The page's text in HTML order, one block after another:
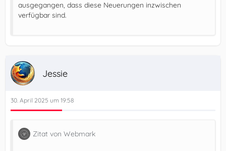
ausgegangen, dass diese Neuerungen inzwischen
verfügbar sind.
Jessie
30. April 2025 um 19:58
Zitat von Webmark